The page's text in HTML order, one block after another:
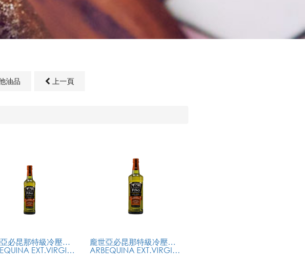
油品 上一頁
龐世亞必昆那特級冷壓初榨橄欖油500ML
EXT.VIRGIN OLIVE OIL
龐世亞必昆那特級冷壓初榨橄欖油1L
ARBEQUINA EXT.VIRGIN OLIVE OIL